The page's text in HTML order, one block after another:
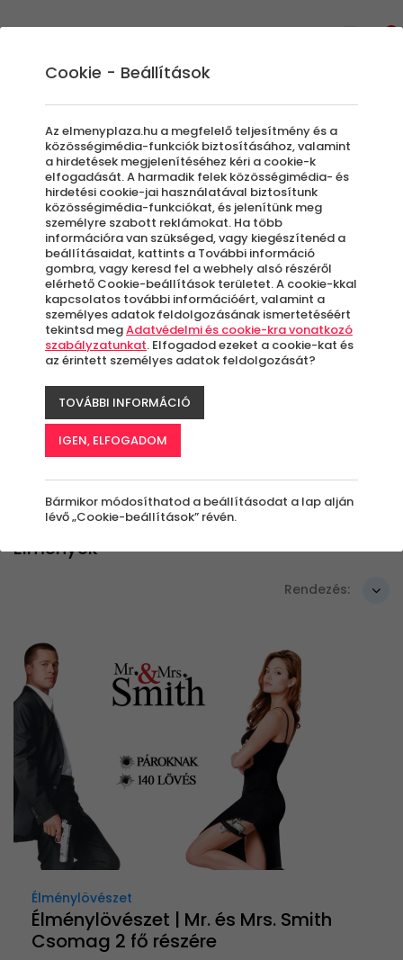
Élménylövészet
Ha szívesen kipróbálnád magad egy új
szerepben, az élménypláza extrém élmények
kínálatában a mozivászonról ismert legendás
fegyverek várnak, hogy felfedezd az
élménylövészet adta izgalmas
kikapcsolódást. Mozifilmes csomagok,
mesterlövész puskák és további változatos
programok között válogathatsz kedvedre.
Nézd meg, hogy milyen lőfegyvereket
próbálhatsz ki élménylövészet vouchereinkkel
és válaszd ki azt, amelyikre a leginkább
vágysz!
Szűrők beállítása
Élmények
Rendezés:
Élménylövészet
Élménylövészet | Mr. és Mrs. Smith
Csomag 2 fő részére
Cookie - Beállítások
Az elmenyplaza.hu a megfelelő teljesítmény és a
közösségimédia-funkciók biztosításához, valamint
a hirdetések megjelenítéséhez kéri a cookie-k
elfogadását. A harmadik felek közösségimédia- és
hirdetési cookie-jai használatával biztosítunk
közösségimédia-funkciókat, és jelenítünk meg
személyre szabott reklámokat. Ha több
információra van szükséged, vagy kiegészítenéd a
beállításaidat, kattints a További információ
gombra, vagy keresd fel a webhely alsó részéről
elérhető Cookie-beállítások területet. A cookie-kkal
kapcsolatos további információért, valamint a
személyes adatok feldolgozásának ismertetéséért
tekintsd megAdatvédelmi és cookie-kra vonatkozó
szabályzatunkat. Elfogadod ezeket a cookie-kat és
az érintett személyes adatok feldolgozását?
TOVÁBBI INFORMÁCIÓ
IGEN, ELFOGADOM
Bármikor módosíthatod a beállításodat a lap alján
lévő „Cookie-beállítások” révén.